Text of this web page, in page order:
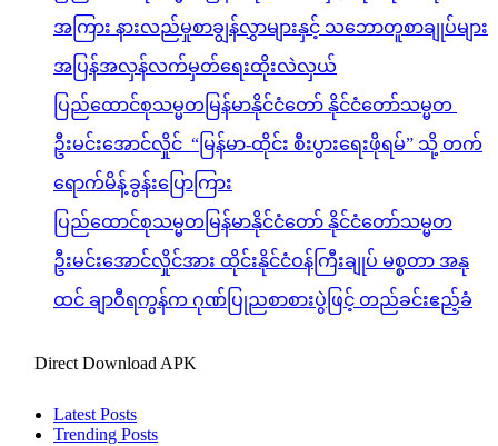
အကြား နားလည်မှုစာချွန်လွှာများနှင့် သဘောတူစာချုပ်များ
အပြန်အလှန်လက်မှတ်ရေးထိုးလဲလှယ်
ပြည်ထောင်စုသမ္မတမြန်မာနိုင်ငံတော် နိုင်ငံတော်သမ္မတ
ဦးမင်းအောင်လှိုင် “မြန်မာ-ထိုင်း စီးပွားရေးဖိုရမ်” သို့ တက်
ရောက်မိန့်ခွန်းပြောကြား
ပြည်ထောင်စုသမ္မတမြန်မာနိုင်ငံတော် နိုင်ငံတော်သမ္မတ
ဦးမင်းအောင်လှိုင်အား ထိုင်းနိုင်ငံဝန်ကြီးချုပ် မစ္စတာ အနု
ထင် ချာဝီရကွန်က ဂုဏ်ပြုညစာစားပွဲဖြင့် တည်ခင်းဧည့်ခံ
Direct Download APK
Latest Posts
Trending Posts